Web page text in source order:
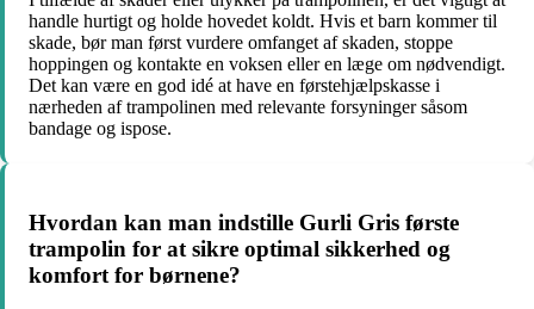
handle hurtigt og holde hovedet koldt. Hvis et barn kommer til
skade, bør man først vurdere omfanget af skaden, stoppe
hoppingen og kontakte en voksen eller en læge om nødvendigt.
Det kan være en god idé at have en førstehjælpskasse i
nærheden af trampolinen med relevante forsyninger såsom
bandage og ispose.
Hvordan kan man indstille Gurli Gris første
trampolin for at sikre optimal sikkerhed og
komfort for børnene?